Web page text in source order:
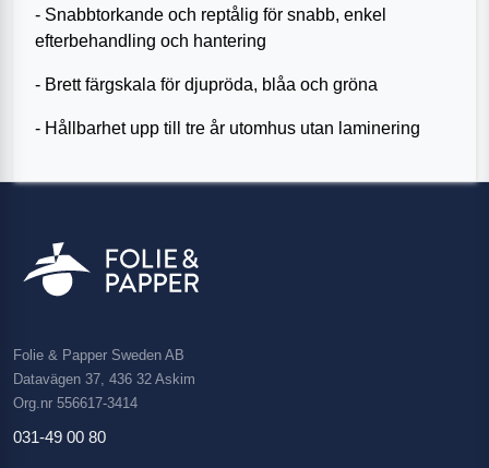
- Snabbtorkande och reptålig för snabb, enkel
efterbehandling och hantering
- Brett färgskala för djupröda, blåa och gröna
- Hållbarhet upp till tre år utomhus utan laminering
Folie & Papper Sweden AB
Datavägen 37, 436 32 Askim
Org.nr 556617-3414
031-49 00 80